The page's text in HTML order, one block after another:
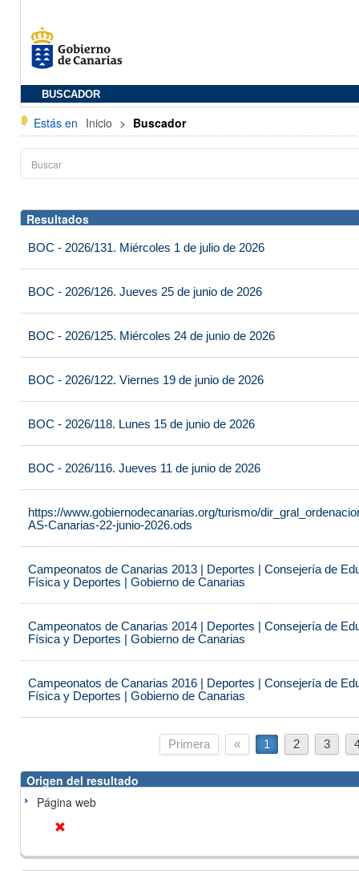
BUSCADOR
Estás en Inicio > Buscador
Resultados
BOC - 2026/131. Miércoles 1 de julio de 2026
BOC - 2026/126. Jueves 25 de junio de 2026
BOC - 2026/125. Miércoles 24 de junio de 2026
BOC - 2026/122. Viernes 19 de junio de 2026
BOC - 2026/118. Lunes 15 de junio de 2026
BOC - 2026/116. Jueves 11 de junio de 2026
https://www.gobiernodecanarias.org/turismo/
AS-Canarias-22-junio-2026.ods
Campeonatos de Canarias 2013 | Deportes | Consejería de
Física y Deportes | Gobierno de Canarias
Campeonatos de Canarias 2014 | Deportes | Consejería de
Física y Deportes | Gobierno de Canarias
Campeonatos de Canarias 2016 | Deportes | Consejería de
Física y Deportes | Gobierno de Canarias
Primera « 1 2 3
Origen del resultado
Página web